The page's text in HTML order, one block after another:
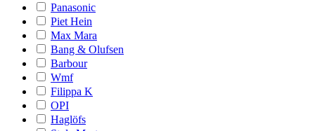
Panasonic
Piet Hein
Max Mara
Bang & Olufsen
Barbour
Wmf
Filippa K
OPI
Haglöfs